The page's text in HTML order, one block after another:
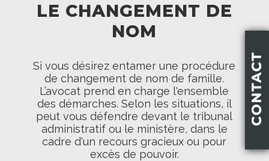
LE CHANGEMENT DE
NOM
Si vous désirez entamer une procédure
de changement de nom de famille.
L’avocat prend en charge l'ensemble
des démarches. Selon les situations, il
peut vous défendre devant le tribunal
administratif ou le ministère, dans le
cadre d'un recours gracieux ou pour
excès de pouvoir.